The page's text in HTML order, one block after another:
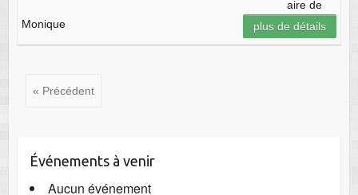
aire de
Monique
plus de détails
« Précédent
Événements à venir
Aucun événement